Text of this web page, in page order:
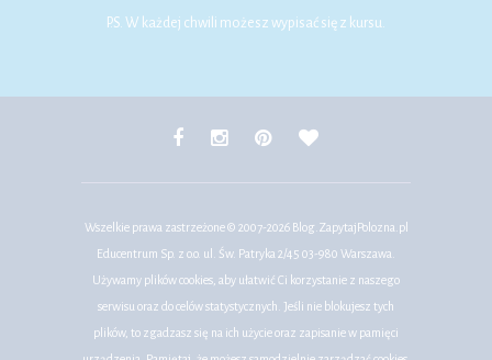
P.S. W każdej chwili możesz wypisać się z kursu.
Wszelkie prawa zastrzeżone © 2007-2026 Blog.ZapytajPolozna.pl
Educentrum Sp. z o.o. ul. Św. Patryka 2/45 03-980 Warszawa.
Używamy plików cookies, aby ułatwić Ci korzystanie z naszego
serwisu oraz do celów statystycznych. Jeśli nie blokujesz tych
plików, to zgadzasz się na ich użycie oraz zapisanie w pamięci